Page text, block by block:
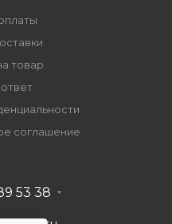
товар
соглашение
53 38